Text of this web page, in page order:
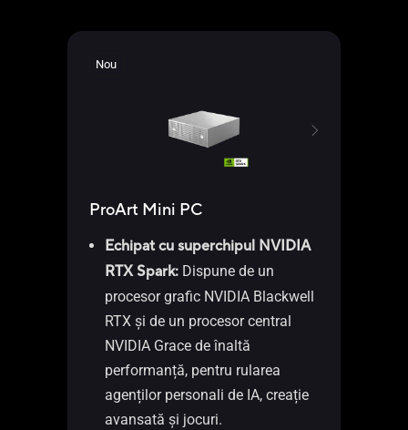
Nou
ProArt Mini PC
Echipat cu superchipul NVIDIA
RTX Spark: Dispune de un
procesor grafic NVIDIA Blackwell
RTX și de un procesor central
NVIDIA Grace de înaltă
performanță, pentru rularea
agenților personali de IA, creație
avansată și jocuri.​